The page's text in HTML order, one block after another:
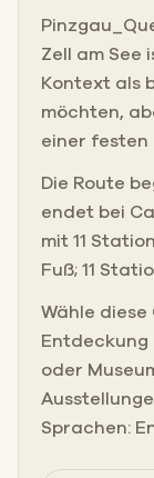
Zell am See
Kontext als
möchten,
einer festen
Die Route
endet bei
mit 11
Fuß; 11
Wähle
Entdeckung
oder
Sprachen: